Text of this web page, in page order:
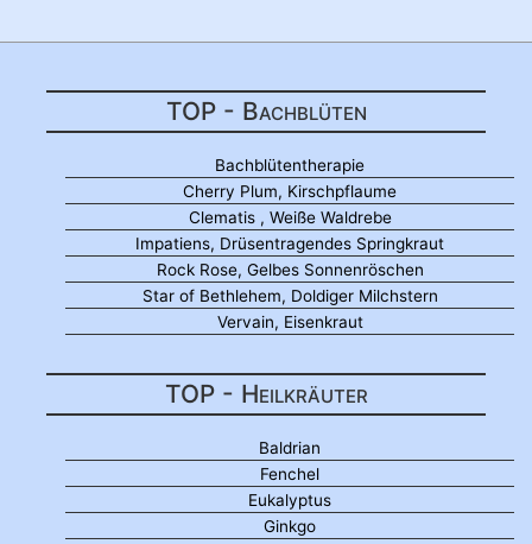
TOP - Bachblüten
Bachblütentherapie
Cherry Plum, Kirschpflaume
Clematis , Weiße Waldrebe
Impatiens, Drüsentragendes Springkraut
Rock Rose, Gelbes Sonnenröschen
Star of Bethlehem, Doldiger Milchstern
Vervain, Eisenkraut
TOP - Heilkräuter
Baldrian
Fenchel
Eukalyptus
Ginkgo